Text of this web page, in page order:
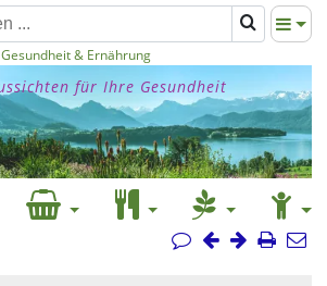
Gesundheit & Ernährung
für Ihre Gesundheit